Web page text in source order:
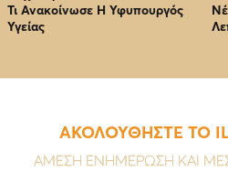
Τι Ανακοίνωσε Η Υφυπουργός
Υγείας
ΑΚΟΛΟΥΘΗΣΤΕ ΤΟ
ΑΜΕΣΗ ΕΝΗΜΕΡΩΣΗ ΚΑΙ